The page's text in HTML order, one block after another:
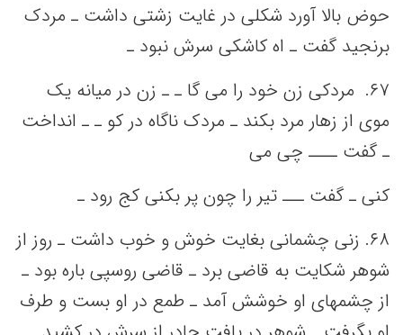
حوض بالا آورد شکلی‌ در غایت‌ زشتی‌ داشت‌ ـ مردک
برنجید گفت‌ ـ اه کاشکی‌ سرش نبود ـ
۶٧. مردکی‌ زن خود را می‌ گا ـ ـ زن در میانه‌ یک‌
موی از زهار مرد بکند ـ مردک ناگاه در کو ـ ـ انداخت‌
ـ گفت‌ ــــ چی‌ می‌
کنی‌ ـ گفت‌ ـــ تیر را چون پر بکنی‌ کج‌ رود ـ
۶٨. زنی‌ چشمانی‌ بغایت‌ خوش و خوب داشت‌ ـ روز از
شوهر شکایت‌ به‌ قاضی‌ برد ـ قاضی‌ روسپی‌ باره بود ـ
از چشمهای او خوشش‌ آمد ـ طمع‌ در او بست‌ و طرف